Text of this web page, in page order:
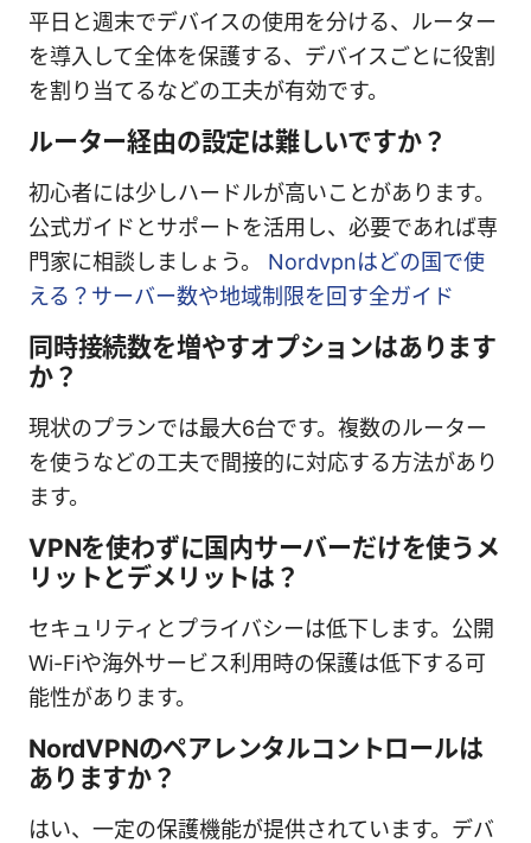
平日と週末でデバイスの使用を分ける、ルーター
を導入して全体を保護する、デバイスごとに役割
を割り当てるなどの工夫が有効です。
ルーター経由の設定は難しいですか？
初心者には少しハードルが高いことがあります。
公式ガイドとサポートを活用し、必要であれば専
門家に相談しましょう。 Nordvpnはどの国で使
える？サーバー数や地域制限を回す全ガイド
同時接続数を増やすオプションはあります
か？
現状のプランでは最大6台です。複数のルーター
を使うなどの工夫で間接的に対応する方法があり
ます。
VPNを使わずに国内サーバーだけを使うメ
リットとデメリットは？
セキュリティとプライバシーは低下します。公開
Wi-Fiや海外サービス利用時の保護は低下する可
能性があります。
NordVPNのペアレンタルコントロールは
ありますか？
はい、一定の保護機能が提供されています。デバ